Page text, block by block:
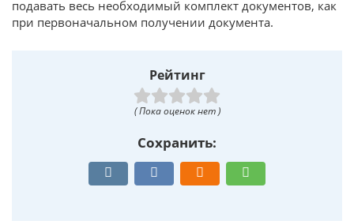
подавать весь необходимый комплект документов, как
при первоначальном получении документа.
Рейтинг
( Пока оценок нет )
Сохранить: